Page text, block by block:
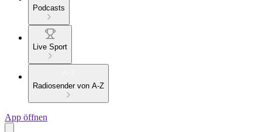
Podcasts
Live Sport
Radiosender von A-Z
App öffnen